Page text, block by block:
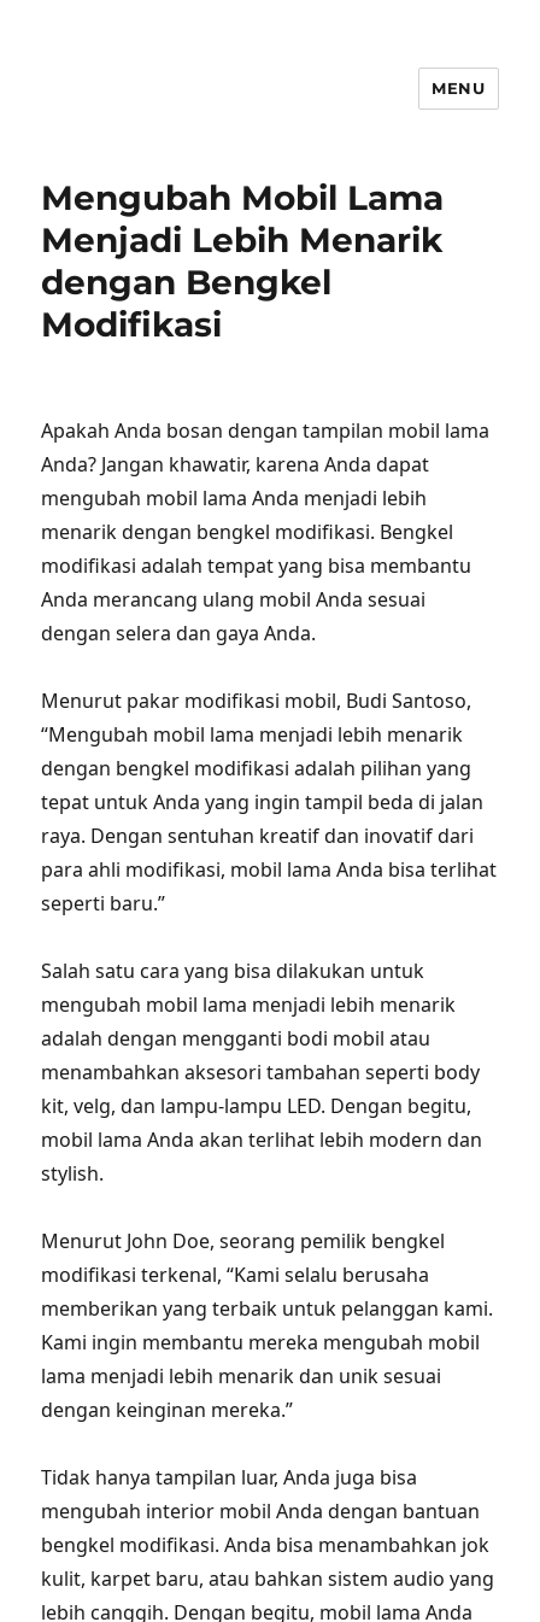
MENU
Mengubah Mobil Lama
Menjadi Lebih Menarik
dengan Bengkel
Modifikasi
Apakah Anda bosan dengan tampilan mobil lama
Anda? Jangan khawatir, karena Anda dapat
mengubah mobil lama Anda menjadi lebih
menarik dengan bengkel modifikasi. Bengkel
modifikasi adalah tempat yang bisa membantu
Anda merancang ulang mobil Anda sesuai
dengan selera dan gaya Anda.
Menurut pakar modifikasi mobil, Budi Santoso,
“Mengubah mobil lama menjadi lebih menarik
dengan bengkel modifikasi adalah pilihan yang
tepat untuk Anda yang ingin tampil beda di jalan
raya. Dengan sentuhan kreatif dan inovatif dari
para ahli modifikasi, mobil lama Anda bisa terlihat
seperti baru.”
Salah satu cara yang bisa dilakukan untuk
mengubah mobil lama menjadi lebih menarik
adalah dengan mengganti bodi mobil atau
menambahkan aksesori tambahan seperti body
kit, velg, dan lampu-lampu LED. Dengan begitu,
mobil lama Anda akan terlihat lebih modern dan
stylish.
Menurut John Doe, seorang pemilik bengkel
modifikasi terkenal, “Kami selalu berusaha
memberikan yang terbaik untuk pelanggan kami.
Kami ingin membantu mereka mengubah mobil
lama menjadi lebih menarik dan unik sesuai
dengan keinginan mereka.”
Tidak hanya tampilan luar, Anda juga bisa
mengubah interior mobil Anda dengan bantuan
bengkel modifikasi. Anda bisa menambahkan jok
kulit, karpet baru, atau bahkan sistem audio yang
lebih canggih. Dengan begitu, mobil lama Anda